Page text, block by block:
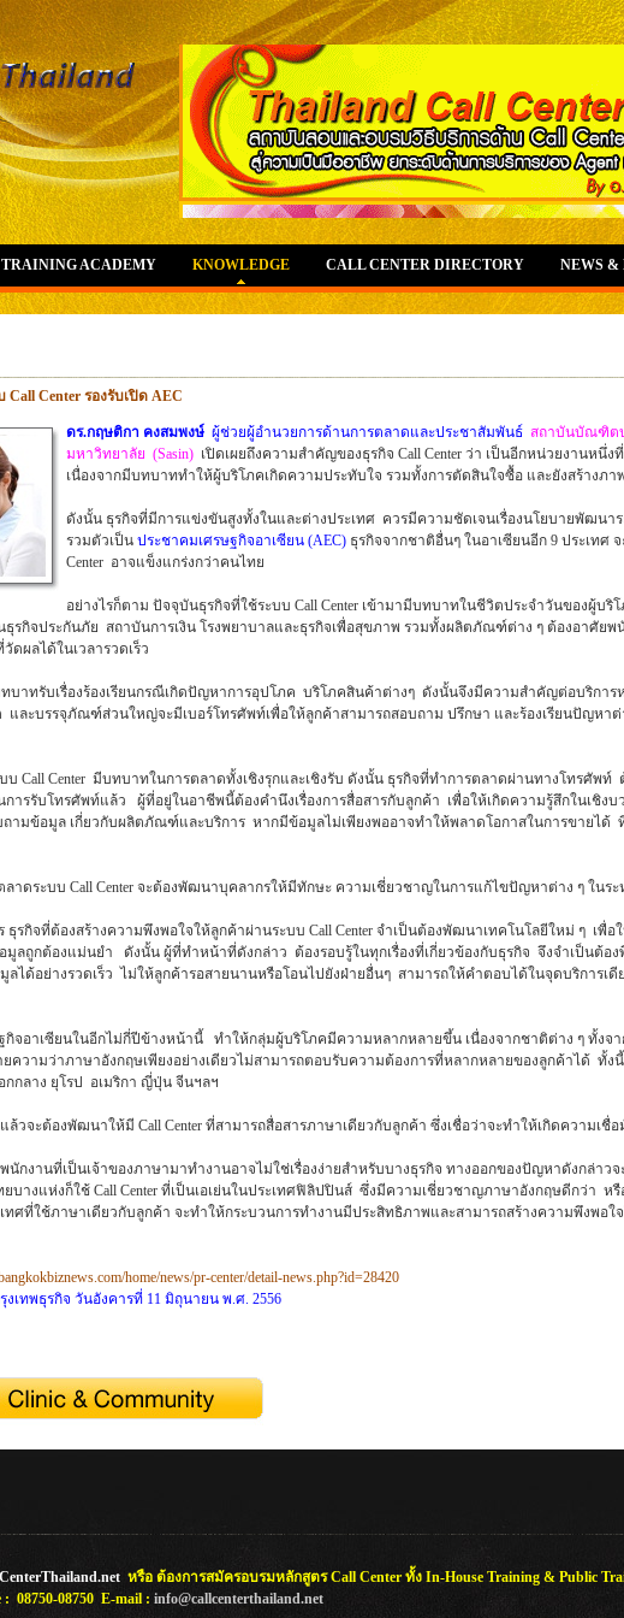
ACADEMY KNOWLEDGE CALL CENTER DIRECTORY NEWS &
Center รองรับเปิด AEC
ดร.กฤษติกา คงสมพงษ์ ผู้ช่วยผู้อำนวยการด้านการตลาดและประชาสัมพันธ์ สถาบันบัณฑิต
มหาวิทยาลัย (Sasin) เปิดเผยถึงความสำคัญของธุรกิจ Call Center ว่า เป็นอีกหน่วยงานหนึ่
เนื่องจากมีบทบาททำให้ผู้บริโภคเกิดความประทับใจ รวมทั้งการตัดสินใจซื้อ และยังสร้างภ
ดังนั้น ธุรกิจที่มีการแข่งขันสูงทั้งในและต่างประเทศ ควรมีความชัดเจนเรื่องนโยบายพัฒนาร
รวมตัวเป็น ประชาคมเศรษฐกิจอาเซียน (AEC) ธุรกิจจากชาติอื่นๆ ในอาเซียนอีก 9 ประเทศ
Center อาจแข็งแกร่งกว่าคนไทย
อย่างไรก็ตาม ปัจจุบันธุรกิจที่ใช้ระบบ Call Center เข้ามามีบทบาทในชีวิตประจำวันของผู้บ
ธุรกิจประกันภัย สถาบันการเงิน โรงพยาบาลและธุรกิจเพื่อสุขภาพ รวมทั้งผลิตภัณฑ์ต่าง ๆ ต้องอาศัย
ดผลได้ในเวลารวดเร็ว
ทบาทรับเรื่องร้องเรียนกรณีเกิดปัญหาการอุปโภค บริโภคสินค้าต่างๆ ดังนั้นจึงมีความสำคัญต่อบริกา
และบรรจุภัณฑ์ส่วนใหญ่จะมีเบอร์โทรศัพท์เพื่อให้ลูกค้าสามารถสอบถาม ปรึกษา และร้องเรียนปัญหา
บ Call Center มีบทบาทในการตลาดทั้งเชิงรุกและเชิงรับ ดังนั้น ธุรกิจที่ทำการตลาดผ่านทางโทรศั
ารรับโทรศัพท์แล้ว ผู้ที่อยู่ในอาชีพนี้ต้องคำนึงเรื่องการสื่อสารกับลูกค้า เพื่อให้เกิดความรู้สึกในเชิงบ
ามข้อมูล เกี่ยวกับผลิตภัณฑ์และบริการ หากมีข้อมูลไม่เพียงพออาจทำให้พลาดโอกาสในการขายได้
าดระบบ Call Center จะต้องพัฒนาบุคลากรให้มีทักษะ ความเชี่ยวชาญในการแก้ไขปัญหาต่าง ๆ ในระ
รกิจที่ต้องสร้างความพึงพอใจให้ลูกค้าผ่านระบบ Call Center จำเป็นต้องพัฒนาเทคโนโลยีใหม่ ๆ เพื่อ
ลถูกต้องแม่นยำ ดังนั้น ผู้ที่ทำหน้าที่ดังกล่าว ต้องรอบรู้ในทุกเรื่องที่เกี่ยวข้องกับธุรกิจ จึงจำเป็นต้อง
ลได้อย่างรวดเร็ว ไม่ให้ลูกค้ารอสายนานหรือโอนไปยังฝ่ายอื่นๆ สามารถให้คำตอบได้ในจุดบริการเ
กิจอาเซียนในอีกไม่กี่ปีข้างหน้านี้ ทำให้กลุ่มผู้บริโภคมีความหลากหลายขึ้น เนื่องจากชาติต่าง ๆ ทั้งจา
วามว่าภาษาอังกฤษเพียงอย่างเดียวไม่สามารถตอบรับความต้องการที่หลากหลายของลูกค้าได้ ทั้ง
กลาง ยุโรป อเมริกา ญี่ปุ่น จีนฯลฯ
วจะต้องพัฒนาให้มี Call Center ที่สามารถสื่อสารภาษาเดียวกับลูกค้า ซึ่งเชื่อว่าจะทำให้เกิดความเชื่
นักงานที่เป็นเจ้าของภาษามาทำงานอาจไม่ใช่เรื่องง่ายสำหรับบางธุรกิจ ทางออกของปัญหาดังกล่า
ยบางแห่งก็ใช้ Call Center ที่เป็นเอเย่นในประเทศฟิลิปปินส์ ซึ่งมีความเชี่ยวชาญภาษาอังกฤษดีกว่า
เทศที่ใช้ภาษาเดียวกับลูกค้า จะทำให้กระบวนการทำงานมีประสิทธิภาพและสามารถสร้างความพึงพอ
home/news/pr-center/detail-news.php?id=28420
งเทพธุรกิจ วันอังคารที่ 11 มิถุนายน พ.ศ. 2556
หรือ ต้องการสมัครอบรมหลักสูตร Call Center ทั้ง In-House Training & Public
: 08750-08750 E-mail : info@callcenterthailand.net